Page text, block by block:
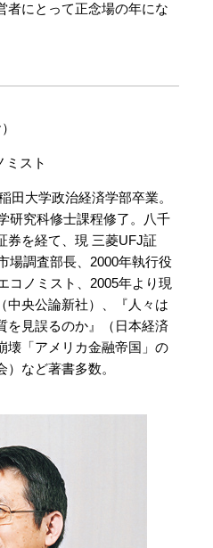
者にとって正念場の年にな
ミスト
田大学政治経済学部卒業。
研究科修士課程修了。八千
券を経て、現 三菱UFJ証
場調査部長、2000年執行役
コノミスト、2005年より現
中央公論新社）、『人々は
を見誤るのか』（日本経済
壊「アメリカ金融帝国」の
など著書多数。